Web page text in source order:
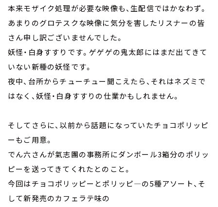
本来モザイク処理が必要な映像も、生配信ではかなわず。
あまりのグロテスクな映像に気分を害したリスナーの皆
さん申し訳ございませんでした。
妖怪・白身すすりです。ゲゲゲの鬼太郎にはまだ出てきて
いない新種の妖怪です。
夜中、台所からチューチュー聞こえたら、それはネズミで
はなく、妖怪・白身すすりの仕業かもしれません。
そしてさらに、以前から話題になっていたチョコポリッピ
ーもご用意。
でん六さんが氣志團の事務所にダンボール3箱分のポリッ
ピーを送ってきてくれたとのこと。
今回はチョコポリッピーとポリッピ―の5種アソート、そ
して新発売のカフェラテ味の